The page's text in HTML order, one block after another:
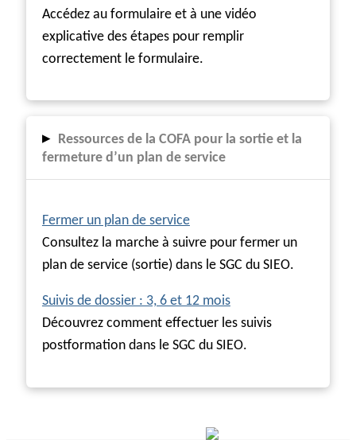
Accédez au formulaire et à une vidéo
explicative des étapes pour remplir
correctement le formulaire.
▸
Ressources de la COFA pour la sortie et la
fermeture d’un plan de service
Fermer un plan de service
Consultez la marche à suivre pour fermer un
plan de service (sortie) dans le SGC du SIEO.
Suivis de dossier : 3, 6 et 12 mois
Découvrez comment effectuer les suivis
postformation dans le SGC du SIEO.